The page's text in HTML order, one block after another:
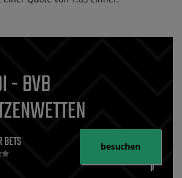
- BVB
BETS besuchen